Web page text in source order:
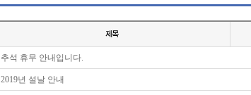
추석 휴무 안내입니다.
2019년 설날 안내